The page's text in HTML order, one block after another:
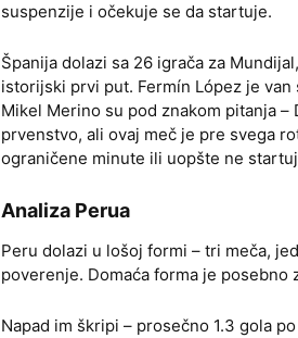
suspenzije i očekuje se da startuje.
Španija dolazi sa 26 igrača za
istorijski prvi put. Fermín López je van
Mikel Merino su pod znakom pitanja –
prvenstvo, ali ovaj meč je pre svega
ograničene minute ili uopšte ne
Analiza Perua
Peru dolazi u lošoj formi – tri meča,
poverenje. Domaća forma je posebno
Napad im škripi – prosečno 1.3 gola